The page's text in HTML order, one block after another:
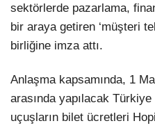
sektörlerde pazarlama,
bir araya getiren ‘müşteri
birliğine imza attı.
Anlaşma kapsamında, 1
arasında yapılacak Türkiye
uçuşların bilet ücretleri